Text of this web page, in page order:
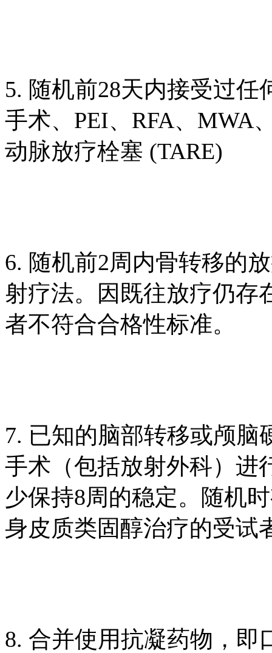
5. 随机前28天内接受过
手术、PEI、RFA、MWA
动脉放疗栓塞 (TARE)
6. 随机前2周内骨转移的
射疗法。因既往放疗仍存
者不符合合格性标准。
7. 已知的脑部转移或颅
手术（包括放射外科）进
少保持8周的稳定。随机
身皮质类固醇治疗的受试
8. 合并使用抗凝药物，即